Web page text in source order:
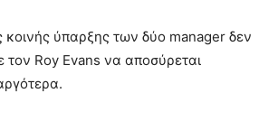
κοινής ύπαρξης των δύο manager δεν
τον Roy Evans να αποσύρεται